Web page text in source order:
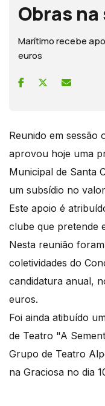
Obras na
Marítimo recebe
euros
Reunido em sessão
aprovou hoje uma
Municipal de Santa
um subsídio no
Este apoio é
clube que pretende
Nesta reunião
coletividades do
candidatura anual,
euros.
Foi ainda atibuído
de Teatro "A
Grupo de Teatro
na Graciosa no dia